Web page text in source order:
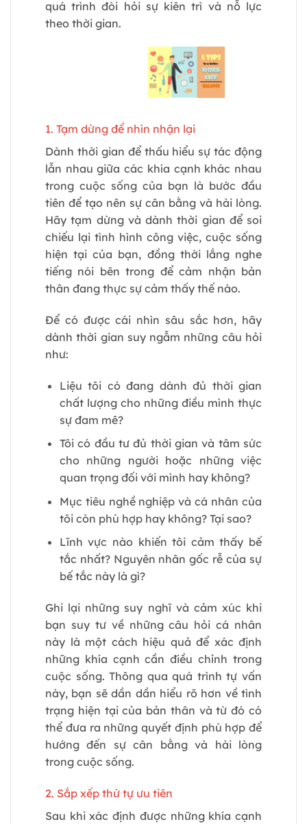
quá trình đòi hỏi sự kiên trì và nỗ lực
theo thời gian.
1. Tạm dừng để nhìn nhận lại
Dành thời gian để thấu hiểu sự tác động
lẫn nhau giữa các khía cạnh khác nhau
trong cuộc sống của bạn là bước đầu
tiên để tạo nên sự cân bằng và hài lòng.
Hãy tạm dừng và dành thời gian để soi
chiếu lại tình hình công việc, cuộc sống
hiện tại của bạn, đồng thời lắng nghe
tiếng nói bên trong để cảm nhận bản
thân đang thực sự cảm thấy thế nào.
Để có được cái nhìn sâu sắc hơn, hãy
dành thời gian suy ngẫm những câu hỏi
như:
Liệu tôi có đang dành đủ thời gian
chất lượng cho những điều mình thực
sự đam mê?
Tôi có đầu tư đủ thời gian và tâm sức
cho những người hoặc những việc
quan trọng đối với mình hay không?
Mục tiêu nghề nghiệp và cá nhân của
tôi còn phù hợp hay không? Tại sao?
Lĩnh vực nào khiến tôi cảm thấy bế
tắc nhất? Nguyên nhân gốc rễ của sự
bế tắc này là gì?
Ghi lại những suy nghĩ và cảm xúc khi
bạn suy tư về những câu hỏi cá nhân
này là một cách hiệu quả để xác định
những khía cạnh cần điều chỉnh trong
cuộc sống. Thông qua quá trình tự vấn
này, bạn sẽ dần dần hiểu rõ hơn về tình
trạng hiện tại của bản thân và từ đó có
thể đưa ra những quyết định phù hợp để
hướng đến sự cân bằng và hài lòng
trong cuộc sống.
2. Sắp xếp thứ tự ưu tiên
Sau khi xác định được những khía cạnh